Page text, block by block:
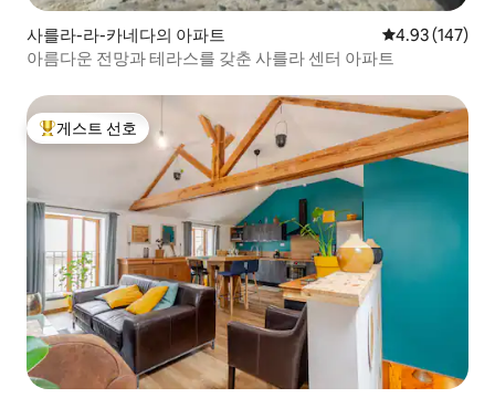
사를라-라-카네다의 아파트 평점 4.93점(5
4.93 (147)
아름다운 전망과 테라스를 갖춘 사를라 센터 아파트
상위 게스트 선호
게스트 선호